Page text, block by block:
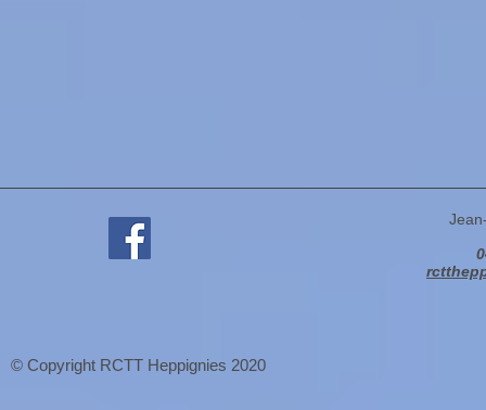
© Copyright RCTT Heppignies 2020